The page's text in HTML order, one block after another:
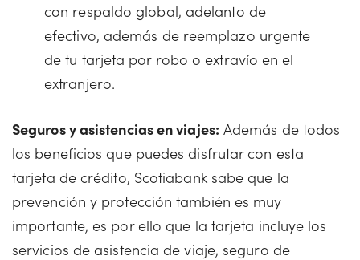
con respaldo global, adelanto de
efectivo, además de reemplazo urgente
de tu tarjeta por robo o extravío en el
extranjero.
Seguros y asistencias en viajes: Además de todos
los beneficios que puedes disfrutar con esta
tarjeta de crédito, Scotiabank sabe que la
prevención y protección también es muy
importante, es por ello que la tarjeta incluye los
servicios de asistencia de viaje, seguro de